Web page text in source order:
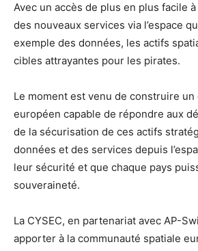
Avec un accès de plus en plus facile à
des nouveaux services via l’espace
exemple des données, les actifs
cibles attrayantes pour les pirates.
Le moment est venu de construire un
européen capable de répondre aux
de la sécurisation de ces actifs
données et des services depuis
leur sécurité et que chaque pays
souveraineté.
La CYSEC, en partenariat avec AP-
apporter à la communauté spatiale